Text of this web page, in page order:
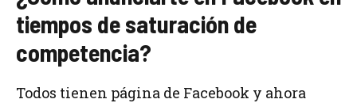
tiempos de saturación de
competencia?
Todos tienen página de Facebook y ahora